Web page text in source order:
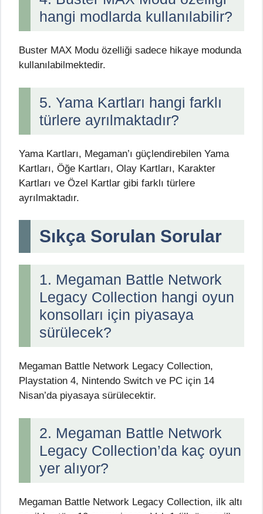
hangi modlarda kullanılabilir?
Buster MAX Modu özelliği sadece hikaye modunda
kullanılabilmektedir.
5. Yama Kartları hangi farklı
türlere ayrılmaktadır?
Yama Kartları, Megaman’ı güçlendirebilen Yama
Kartları, Öğe Kartları, Olay Kartları, Karakter
Kartları ve Özel Kartlar gibi farklı türlere
ayrılmaktadır.
Sıkça Sorulan Sorular
1. Megaman Battle Network
Legacy Collection hangi oyun
konsolları için piyasaya
sürülecek?
Megaman Battle Network Legacy Collection,
Playstation 4, Nintendo Switch ve PC için 14
Nisan’da piyasaya sürülecektir.
2. Megaman Battle Network
Legacy Collection’da kaç oyun
yer alıyor?
Megaman Battle Network Legacy Collection, ilk altı